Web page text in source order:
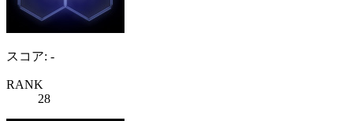
スコア: -
RANK
28